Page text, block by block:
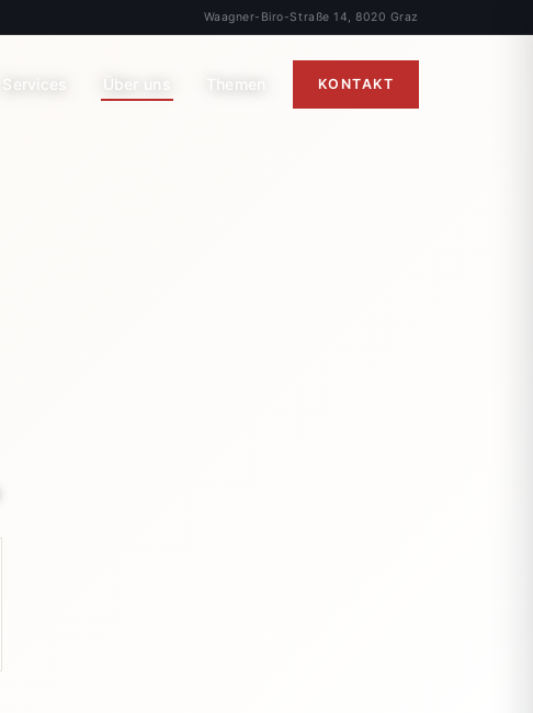
Waagner-Biro-Straße 14, 8020 Graz
Services Über uns Themen KONTAKT